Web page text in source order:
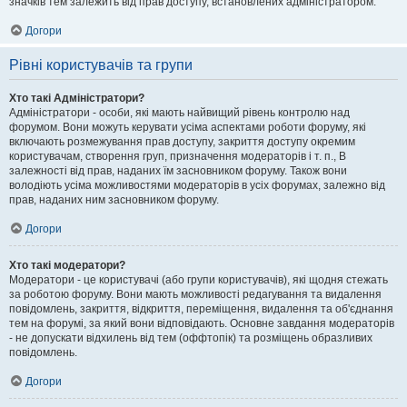
Догори
Рівні користувачів та групи
Хто такі Адміністратори?
Адміністратори - особи, які мають найвищий рівень контролю над
форумом. Вони можуть керувати усіма аспектами роботи форуму, які
включають розмежування прав доступу, закриття доступу окремим
користувачам, створення груп, призначення модераторів і т. п., В
залежності від прав, наданих їм засновником форуму. Також вони
володіють усіма можливостями модераторів в усіх форумах, залежно від
прав, наданих ним засновником форуму.
Догори
Хто такі модератори?
Модератори - це користувачі (або групи користувачів), які щодня стежать
за роботою форуму. Вони мають можливості редагування та видалення
повідомлень, закриття, відкриття, переміщення, видалення та об'єднання
тем на форумі, за який вони відповідають. Основне завдання модераторів
- не допускати відхилень від тем (оффтопік) та розміщень образливих
повідомлень.
Догори